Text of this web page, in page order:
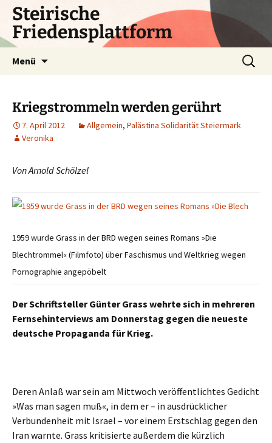
Zum
Inhalt
springen
Steirische
Friedensplattform
Menü
Suchen
nach:
Kriegstrommeln werden gerührt
7. April 2012 Allgemein, Palästina Solidarität Steiermark
Veronika
Von Arnold Schölzel
1959 wurde Grass in der BRD wegen seines Romans »Die
Blechtrommel« (Filmfoto) über Faschismus und Weltkrieg wegen
Pornographie angepöbelt
Der Schriftsteller Günter Grass wehrte sich in mehreren
Fernsehinterviews am Donnerstag gegen die neueste
deutsche Propaganda für Krieg.
Deren Anlaß war sein am Mittwoch veröffentlichtes Gedicht
»Was man sagen muß«, in dem er – in ausdrücklicher
Verbundenheit mit Israel – vor einem Erstschlag gegen den
Iran warnte. Grass kritisierte außerdem die kürzlich